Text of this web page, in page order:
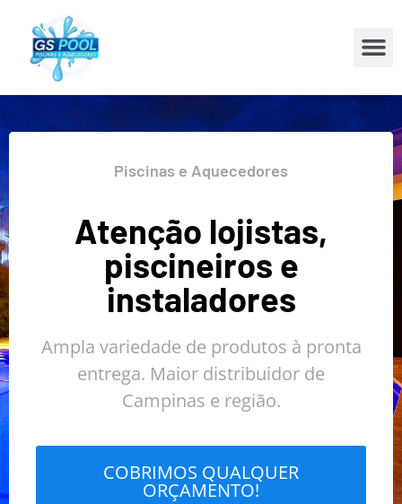
Piscinas e Aquecedores
Atenção lojistas,
piscineiros e
instaladores
Ampla variedade de produtos à pronta
entrega. Maior distribuidor de
Campinas e região.
COBRIMOS QUALQUER
ORÇAMENTO!